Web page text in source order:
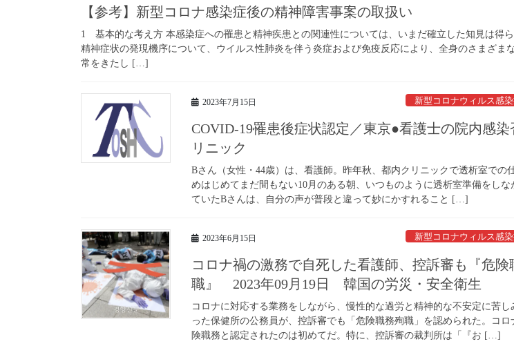
【参考】新型コロナ感染症後の精神障害事案の取扱い
1 基本的な考え方 本感染症への罹患と精神疾患との関連性については、いまだ確立した知見は得ら
精神症状の発現機序について、ウイルス性肺炎を伴う炎症および免疫反応により、全身のさまざま
常をきたし […]
2023年7月15日 新型コロナウィルス感
COVID-19罹患後症状認定／東京●看護士の院内感染
リニック
Bさん（女性・44歳）は、看護師。昨年秋、都内クリニックで透析室での
めはじめてまだ間もない10月のある朝、いつものように透析室準備をしな
ていたBさんは、自分の声が普段と違って妙にかすれること […]
2023年6月15日 新型コロナウィルス感
コロナ禍の激務で自死した看護師、控訴審も『危険
職』 2023年09月19日 韓国の労災・安全衛生
コロナに対応する業務をしながら、慢性的な過労と精神的な不安定に苦し
った保健所の公務員が、控訴審でも「危険職務殉職」を認められた。コロ
険職務と認定されたのは初めてだ。特に、控訴審の裁判所は「『お […]